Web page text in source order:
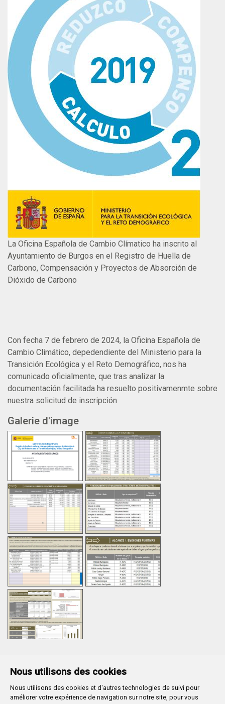
Nous utilisons des cookies
Nous utilisons des cookies et d'autres technologies de suivi pour
améliorer votre expérience de navigation sur notre site, pour vous
La Oficina Española de Cambio Clímatico ha inscrito al
Ayuntamiento de Burgos en el Registro de Huella de
Carbono, Compensación y Proyectos de Absorción de
Dióxido de Carbono
Con fecha 7 de febrero de 2024, la Oficina Española de
Cambio Climático, depedendiente del Ministerio para la
Transición Ecológica y el Reto Demográfico, nos ha
comunicado oficialmente, que tras analizar la
documentación facilitada ha resuelto positivamenmte sobre
nuestra solicitud de inscripción
Galerie d'image
Plaza Mayor 1- 09071BURGOS
947 288 800 CIF: P-0906100-C